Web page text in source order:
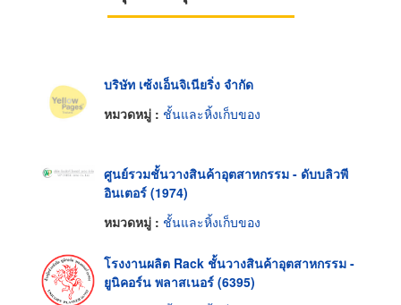
บริษัท เซ้งเอ็นจิเนียริ่ง จำกัด
หมวดหมู่ : ชั้นและหิ้งเก็บของ
ศูนย์รวมชั้นวางสินค้าอุตสาหกรรม - ดับบลิวพี
อินเตอร์ (1974)
หมวดหมู่ : ชั้นและหิ้งเก็บของ
โรงงานผลิต Rack ชั้นวางสินค้าอุตสาหกรรม -
ยูนิคอร์น พลาสเนอร์ (6395)